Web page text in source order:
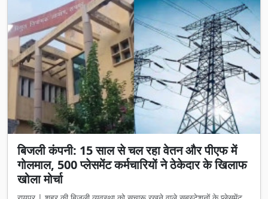
बिजली कंपनी: 15 साल से चल रहा वेतन और पीएफ में
गोलमाल, 500 प्लेसमेंट कर्मचारियों ने ठेकेदार के खिलाफ
खोला मोर्चा